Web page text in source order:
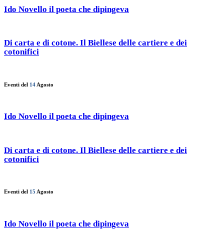
Ido Novello il poeta che dipingeva
Di carta e di cotone. Il Biellese delle cartiere e dei
cotonifici
Eventi del 14 Agosto
Ido Novello il poeta che dipingeva
Di carta e di cotone. Il Biellese delle cartiere e dei
cotonifici
Eventi del 15 Agosto
Ido Novello il poeta che dipingeva